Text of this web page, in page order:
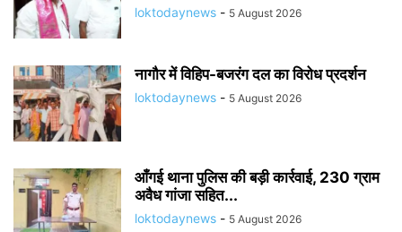
loktodaynews - 5 August 2026
नागौर में विहिप-बजरंग दल का विरोध प्रदर्शन
loktodaynews - 5 August 2026
आँगई थाना पुलिस की बड़ी कार्रवाई, 230 ग्राम
अवैध गांजा सहित...
loktodaynews - 5 August 2026